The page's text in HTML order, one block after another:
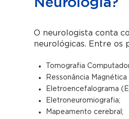
O neurologista conta
neurológicas. Entre os
Tomografia
Ressonância Magnética
Eletroencefalograma
Eletroneuromiografia;
Mapeamento cerebral;